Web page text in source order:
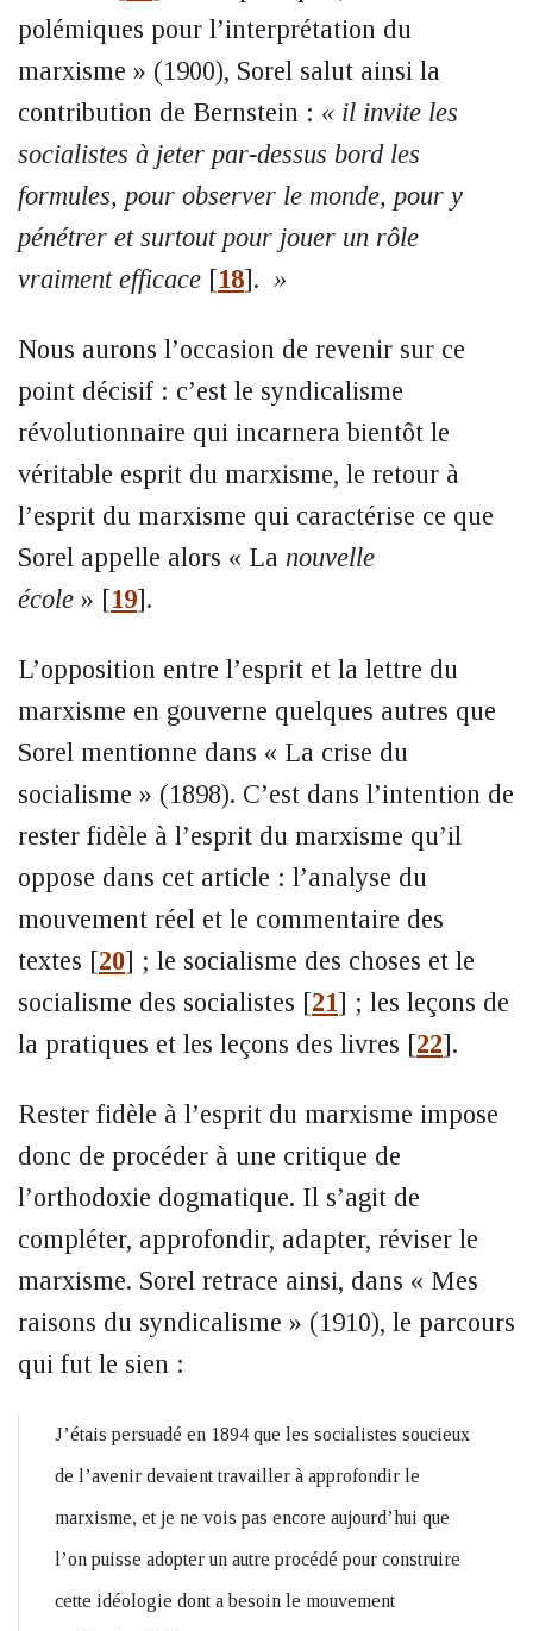
polémiques pour l’interprétation du
marxisme » (1900), Sorel salut ainsi la
contribution de Bernstein : « il invite les
socialistes à jeter par-dessus bord les
formules, pour observer le monde, pour y
pénétrer et surtout pour jouer un rôle
vraiment efficace [18]. »
Nous aurons l’occasion de revenir sur ce
point décisif : c’est le syndicalisme
révolutionnaire qui incarnera bientôt le
véritable esprit du marxisme, le retour à
l’esprit du marxisme qui caractérise ce que
Sorel appelle alors « La nouvelle
école » [19].
L’opposition entre l’esprit et la lettre du
marxisme en gouverne quelques autres que
Sorel mentionne dans « La crise du
socialisme » (1898). C’est dans l’intention de
rester fidèle à l’esprit du marxisme qu’il
oppose dans cet article : l’analyse du
mouvement réel et le commentaire des
textes [20] ; le socialisme des choses et le
socialisme des socialistes [21] ; les leçons de
la pratiques et les leçons des livres [22].
Rester fidèle à l’esprit du marxisme impose
donc de procéder à une critique de
l’orthodoxie dogmatique. Il s’agit de
compléter, approfondir, adapter, réviser le
marxisme. Sorel retrace ainsi, dans « Mes
raisons du syndicalisme » (1910), le parcours
qui fut le sien :
J’étais persuadé en 1894 que les socialistes soucieux
de l’avenir devaient travailler à approfondir le
marxisme, et je ne vois pas encore aujourd’hui que
l’on puisse adopter un autre procédé pour construire
cette idéologie dont a besoin le mouvement